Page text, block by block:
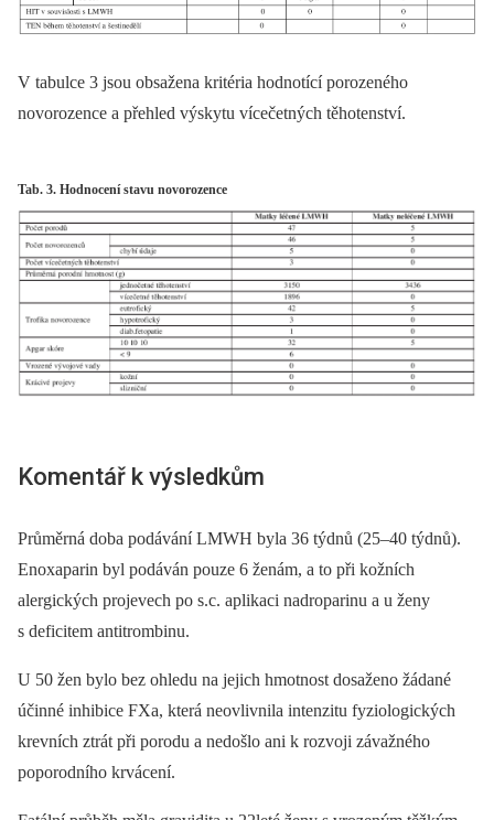
V tabulce 3 jsou obsažena kritéria hodnotící porozeného
novorozence a přehled výskytu vícečetných těhotenství.
Tab. 3. Hodnocení stavu novorozence
Komentář k výsledkům
Průměrná doba podávání LMWH byla 36 týdnů (25–40 týdnů).
Enoxaparin byl podáván pouze 6 ženám, a to při kožních
alergických projevech po s.c. aplikaci nadroparinu a u ženy
s deficitem antitrombinu.
U 50 žen bylo bez ohledu na jejich hmotnost dosaženo žádané
účinné inhibice FXa, která neovlivnila intenzitu fyziologických
krevních ztrát při porodu a nedošlo ani k rozvoji závažného
poporodního krvácení.